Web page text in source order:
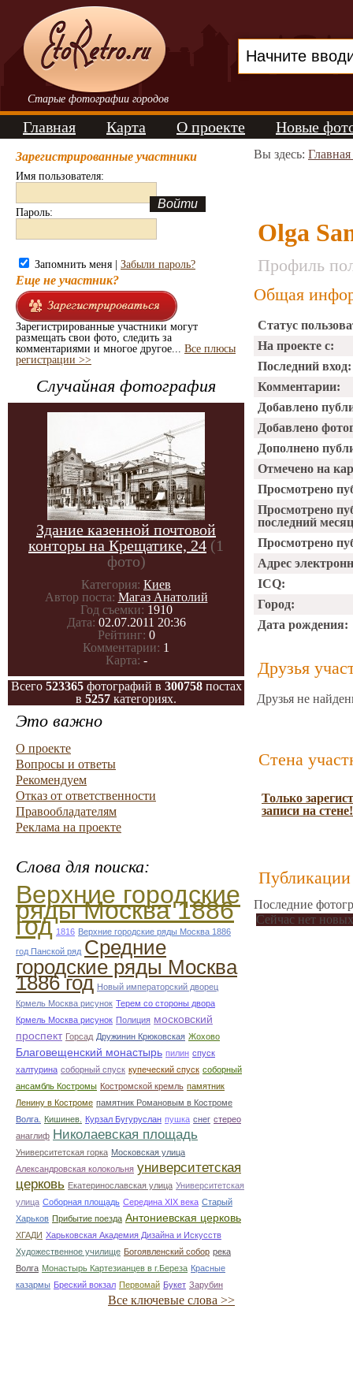
Старые фотографии городов
Главная Карта О проекте Новые
Зарегистрированные участники
Имя пользователя:
Пароль:
Запомнить меня | Забыли пароль?
Еще не участник?
Зарегистрированные участники могут
размещать свои фото, следить за
комментариями и многое другое... Все плюсы
регистрации >>
Случайная фотография
Здание казенной почтовой
конторы на Крещатике, 24 (1
фото)
Категория: Киев
Автор поста: Магаз Анатолий
Год съемки: 1910
Дата: 02.07.2011 20:36
Рейтинг: 0
Комментарии: 1
Карта: -
Всего 523365фотографий в 300758постах
в 5257 категориях.
Это важно
О проекте
Вопросы и ответы
Рекомендуем
Отказ от ответственности
Правообладателям
Реклама на проекте
Слова для поиска:
Верхние городские
ряды Москва 1886
год 1816 Верхние городские ряды Москва 1886
год Панской ряд Средние
городские ряды Москва
1886 год Новый императорский дворец
Крмель Москва рисунок Терем со стороны двора
Крмель Москва рисунок Полиция московский
проспект Горсад Дружинин Крюковская Жохово
Благовещенский монастырь пилин спуск
халтурина соборный спуск купеческий спуск соборный
ансамбль Костромы Костромской кремль памятник
Ленину в Костроме памятник Романовым в Костроме
Волга.
Кишинев. Курзал Бугуруслан пушка снег стерео
анаглиф Николаевская площадь
Университетская горка Московская улица
Александровская колокольня университетская
церковь Екатеринославская улица Университетская
улица Соборная площадь Середина XIX века Старый
Харьков Прибытие поезда Антониевская церковь
ХГАДИ Харьковская Академия Дизайна и Искусств
Художественное училище Богоявленский собор река
Волга Монастырь Картезианцев в г.Береза Красные
казармы Бреский вокзал Первомай Букет Зарубин
Все ключевые слова >>
Вы здесь:
Olga
Профиль
Общая
Статус
На проекте с:
Последний вход:
Комментарии:
Добавлено
Добавлено
Дополнено
Отмечено на
Просмотрено
Просмотрено
последний
Просмотрено
Адрес
ICQ:
Город:
Дата рождения:
Друзья
Друзья не
Стена
Только
записи на стене!
Публикации
Последние
Сейчас нет